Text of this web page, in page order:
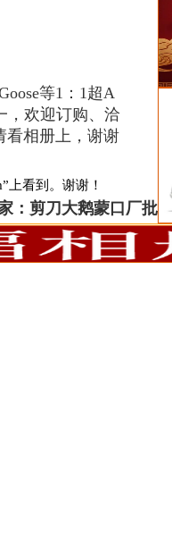
等1：1超A
，欢迎订购、洽
看相册上，谢谢
上看到。谢谢！
： 剪刀大鹅蒙口厂批